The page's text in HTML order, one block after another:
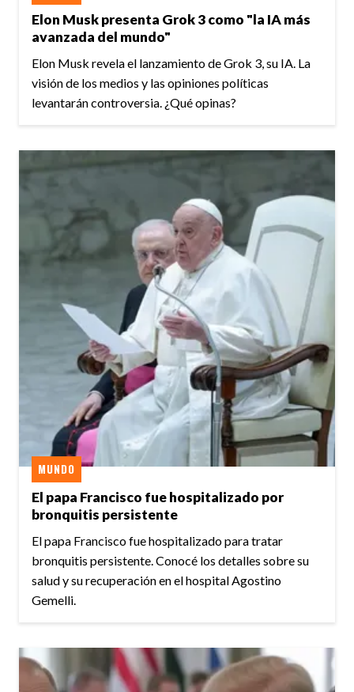
Elon Musk presenta Grok 3 como "la IA más
avanzada del mundo"
Elon Musk revela el lanzamiento de Grok 3, su IA. La
visión de los medios y las opiniones políticas
levantarán controversia. ¿Qué opinas?
El papa Francisco fue hospitalizado por
bronquitis persistente
MUNDO
El papa Francisco fue hospitalizado para tratar
bronquitis persistente. Conocé los detalles sobre su
salud y su recuperación en el hospital Agostino
Gemelli.